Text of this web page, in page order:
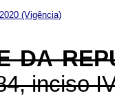
(Vigência)
DA
inciso